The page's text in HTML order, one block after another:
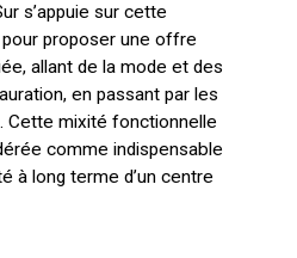
s’appuie sur cette
proposer une offre
allant de la mode et des
en passant par les
Cette mixité fonctionnelle
comme indispensable
à long terme d’un centre